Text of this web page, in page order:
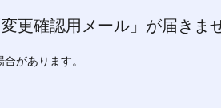
更確認用メール」が届きませ
があります。